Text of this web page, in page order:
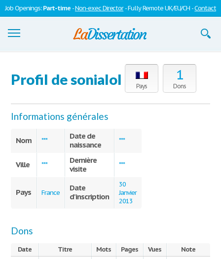
Job Openings:Part-time -Non-exec Director- Fully Remote UK/EU/CH -Contact
S'inscrire
Se connecter
Pays
1
Dons
Profil de sonialol
Informations générales
Nom ***
Date de
naissance
***
Ville ***
Dernière
visite
***
Pays France
Date
d'inscription
30
Janvier
2013
Dons
Date Titre Mots Pages Vues Note